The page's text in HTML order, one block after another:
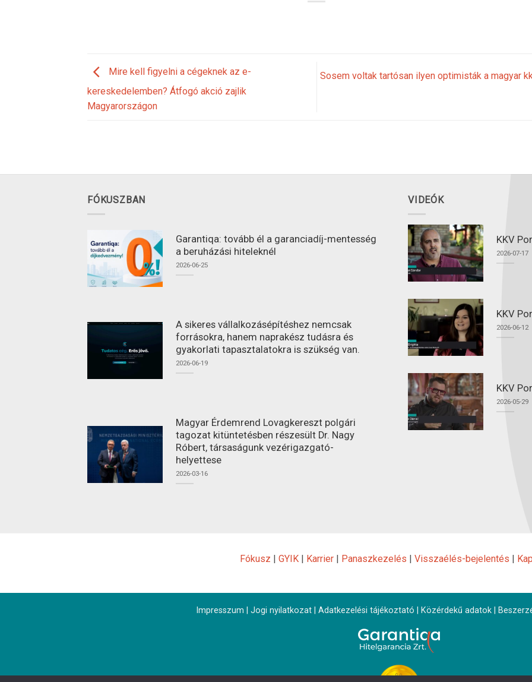
Mire kell figyelni a cégeknek az e-
kereskedelemben? Átfogó akció zajlik
Magyarországon
Sosem voltak tartósan ilyen optimisták a magyar
FÓKUSZBAN
Garantiqa: tovább él a garanciadíj-mentesség
a beruházási hiteleknél
2026-06-25
A sikeres vállalkozásépítéshez nemcsak
forrásokra, hanem naprakész tudásra és
gyakorlati tapasztalatokra is szükség van.
2026-06-19
Magyar Érdemrend Lovagkereszt polgári
tagozat kitüntetésben részesült Dr. Nagy
Róbert, társaságunk vezérigazgató-
helyettese
2026-03-16
VIDEÓK
KKV
2026-07-17
KKV
2026-06-12
KKV
2026-05-29
Fókusz GYIK| Karrier| Panaszkezelés Visszaélés-bejelentés
Impresszum Jogi nyilatkozat| Adatkezelési tájékoztató Közérdekű adatok|